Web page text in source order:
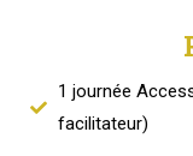
1 journée
facilitateur)